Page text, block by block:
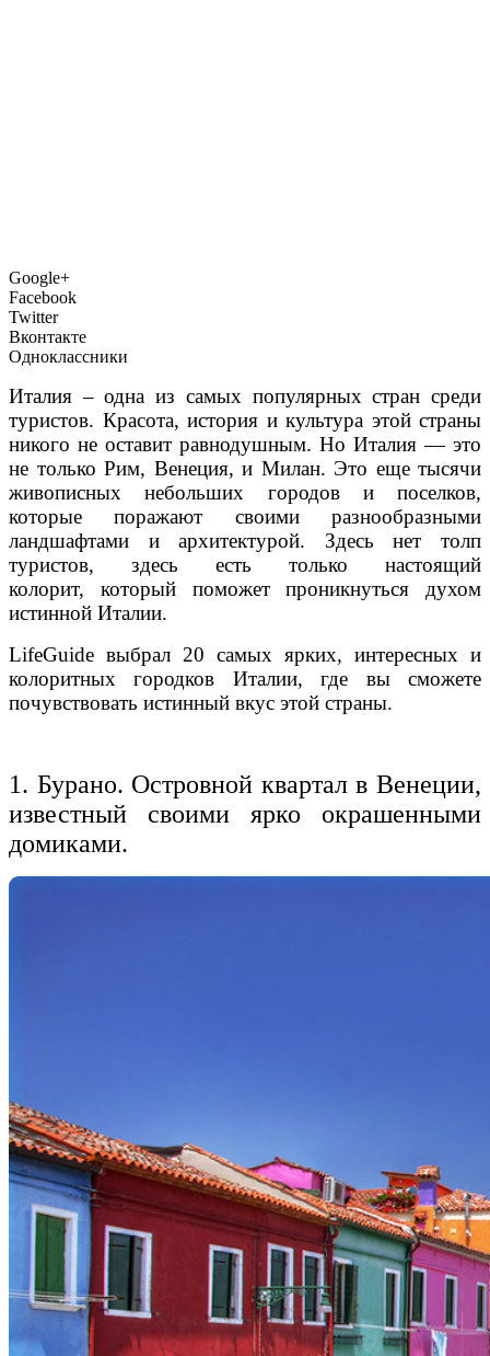
Google+
Facebook
Twitter
Вконтакте
Одноклассники
Италия – одна из самых популярных стран среди
туристов. Красота, история и культура этой страны
никого не оставит равнодушным. Но Италия — это
не только Рим, Венеция, и Милан. Это еще тысячи
живописных небольших городов и поселков,
которые поражают своими разнообразными
ландшафтами и архитектурой. Здесь нет толп
туристов, здесь есть только настоящий
колорит, который поможет проникнуться духом
истинной Италии.
LifeGuide выбрал 20 самых ярких, интересных и
колоритных городков Италии, где вы сможете
почувствовать истинный вкус этой страны.
1. Бурано. Островной квартал в Венеции,
известный своими ярко окрашенными
домиками.